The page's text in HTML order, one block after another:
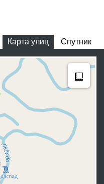
Карта улиц Спутник